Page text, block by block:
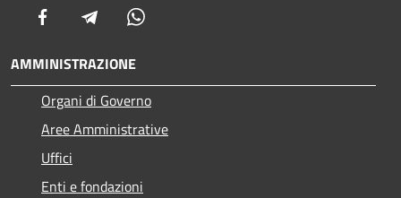
Facebook Telegram
AMMINISTRAZIONE
Organi di Governo
Aree Amministrative
Uffici
Enti e fondazioni